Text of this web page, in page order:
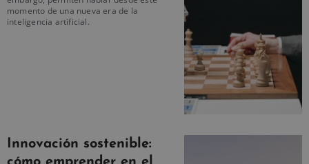
momento de una nueva era de la
inteligencia artificial.
Innovación sostenible: